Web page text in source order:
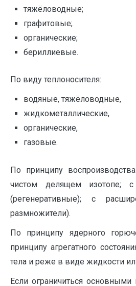
тяжёловодные;
графитовые;
органические;
бериллиевые.
По виду теплоносителя:
водяные, тяжёловодные,
жидкометаллические,
органические,
газовые.
По принципу
чистом делящем изотопе; с
(регенеративные); с
размножители).
По принципу ядерного
принципу агрегатного
тела и реже в виде жидкости
Если ограничиться